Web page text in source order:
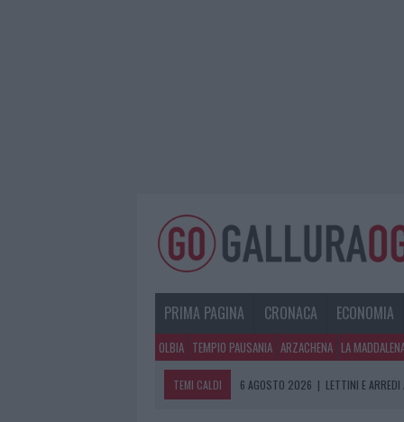
PRIMA PAGINA CRONACA ECONOMIA
OLBIA TEMPIO PAUSANIA ARZACHENA LA
TEMI CALDI 6 AGOSTO 2026 | È MORTO